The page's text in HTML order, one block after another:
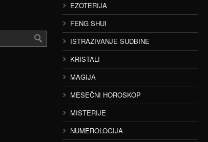
EZOTERIJA
FENG SHUI
ISTRAŽIVANJE SUDBINE
KRISTALI
MAGIJA
MESEČNI HOROSKOP
MISTERIJE
NUMEROLOGIJA